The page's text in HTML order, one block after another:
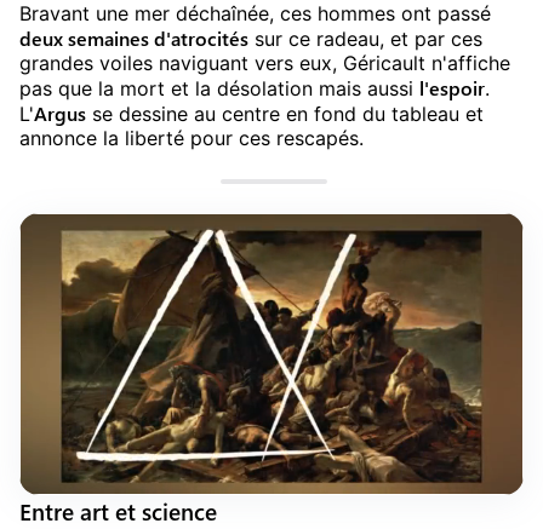
Bravant une mer déchaînée, ces hommes ont passé
deux semaines d'atrocités sur ce radeau, et par ces
grandes voiles naviguant vers eux, Géricault n'affiche
pas que la mort et la désolation mais aussi l'espoir.
L'Argus se dessine au centre en fond du tableau et
annonce la liberté pour ces rescapés.
Entre art et science